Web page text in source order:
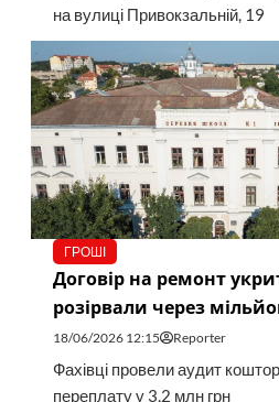
на вулиці Привокзальній, 19
ГРОШІ
Договір на ремонт
розірвали через
18/06/2026 12:15 Reporter
Фахівці провели аудит
переплату у 3,2 млн грн